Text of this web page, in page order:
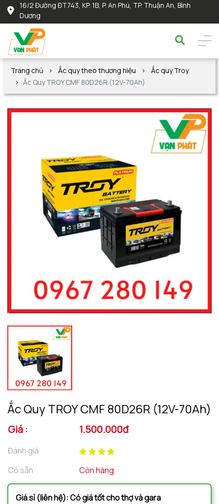
16/2 Đường ĐT743, KP. 1B, P. An Phú, TP. Thuận An, Bình
Dương
Trang chủ Ắc quy theo thương hiệu
Ắc quy Troy
Ắc Quy TROY CMF 80D26R (12V-70Ah)
Ắc Quy TROY CMF 80D26R (12V-70Ah)
Giá : 1.500.000đ
Đánh giá
Có sẵn:
Còn hàng
Giá sỉ (liên hệ): Có giá tốt cho thợ và gara